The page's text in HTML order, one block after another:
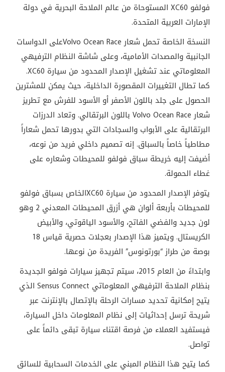
فولفو XC60 المستوحاة من عالم الملاحة البحرية في دولة
الإمارات العربية المتحدة.
النسخة الخاصة تحمل شعارVolvo Ocean Raceعلى الدواسات
الجانبية والمصدات الأمامية، وعلى شاشة النظام الترفيهي
المعلوماتي عند تشغيل الإصدار المحدود من سيارة XC60
.
كما تطال التغييرات المقصورة الداخلية، حيث يمكن للمشترين
الحصول على جلد باللون الأصفر أو الأسود للفرش مع تطريز
شعارVolvo Ocean Race باللون البرتقالي. وتعاد الدرزات
البرتقالية على الأبواب والسجادات التي بدورها تحمل شعاراً
مطاطياً خاصاً بالسباق. إنه تصميم داخلي فريد من نوعه،
أضيفت إليه خريطة سباق فولفو للمحيطات وشعاره على
غطاء الحمولة.
يتوفر الإصدار المحدود من سيارة XC60الخاص بسباق فولفو
للمحيطات بأربعة ألوان هي أزرق المحيطات المعدني 2 وهو
لون جديد والفضي الفاتح، والأسود الياقوتي، والأبيض
الكريستال. ويتميز هذا الإصدار بعجلات حصرية قياس 18
بوصة من طراز “بورتونوس” الفريدة من نوعها.
وابتداءً من العام 2015، سيتم تجهيز سيارات فولفو الجديدة
بنظام الملاحة الترفيهي المعلوماتي Sensus Connect الذي
يتيح إمكانية تحديد مسارات الرحلة بالإتصال بالإنترنت عبر
شريحة ترسل إحداثيات إلى نظام المعلومات داخل السيارة،
فيستفيد العملاء من فرصة اقتناء سيارة تبقى دائماً على
تواصل.
كما يتيح هذا النظام المبني على الخدمات السحابية للسائق